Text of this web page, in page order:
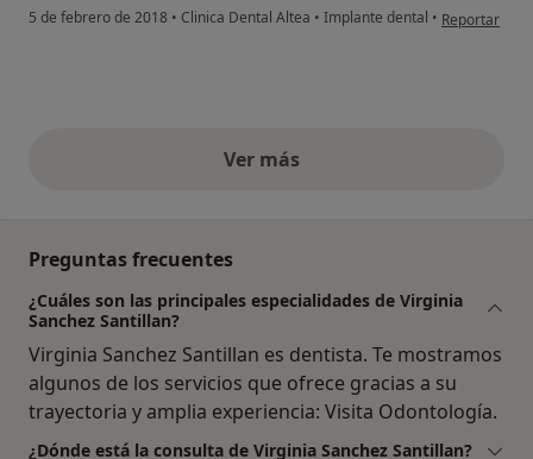
5 de febrero de 2018 • Clinica Dental Altea • Implante dental • en opinión
Reportar
Ver másopiniones anteriores
Preguntas frecuentes
¿Cuáles son las principales especialidades de Virginia
Sanchez Santillan?
Virginia Sanchez Santillan es dentista. Te mostramos
algunos de los servicios que ofrece gracias a su
trayectoria y amplia experiencia: Visita Odontología.
¿Dónde está la consulta de Virginia Sanchez Santillan?